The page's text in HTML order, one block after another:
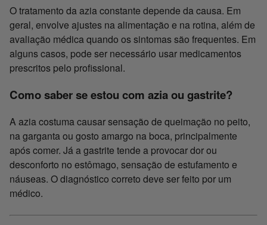
O tratamento da azia constante depende da causa. Em
geral, envolve ajustes na alimentação e na rotina, além de
avaliação médica quando os sintomas são frequentes. Em
alguns casos, pode ser necessário usar medicamentos
prescritos pelo profissional.
Como saber se estou com azia ou gastrite?
A azia costuma causar sensação de queimação no peito,
na garganta ou gosto amargo na boca, principalmente
após comer. Já a gastrite tende a provocar dor ou
desconforto no estômago, sensação de estufamento e
náuseas. O diagnóstico correto deve ser feito por um
médico.